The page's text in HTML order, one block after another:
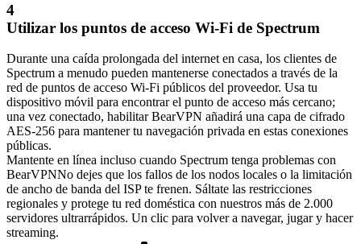
4
Utilizar los puntos de acceso Wi-Fi de Spectrum
Durante una caída prolongada del internet en casa, los clientes de
Spectrum a menudo pueden mantenerse conectados a través de la
red de puntos de acceso Wi-Fi públicos del proveedor. Usa tu
dispositivo móvil para encontrar el punto de acceso más cercano;
una vez conectado, habilitar BearVPN añadirá una capa de cifrado
AES-256 para mantener tu navegación privada en estas conexiones
públicas.
Mantente en línea incluso cuando Spectrum tenga problemas con
BearVPNNo dejes que los fallos de los nodos locales o la limitación
de ancho de banda del ISP te frenen. Sáltate las restricciones
regionales y protege tu red doméstica con nuestros más de 2.000
servidores ultrarrápidos. Un clic para volver a navegar, jugar y hacer
streaming.